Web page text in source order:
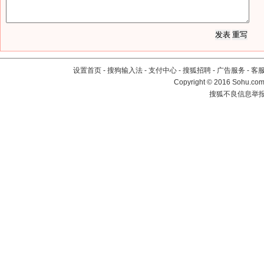
设置首页 - 搜狗输入法 - 支付中心 - 搜狐招聘 - 广告服务 - 客
Copyright©2016
搜狐不良信息举